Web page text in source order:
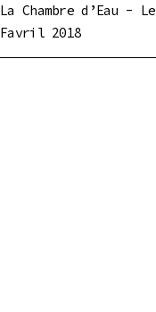
La Chambre d’Eau - Le
Favril 2018